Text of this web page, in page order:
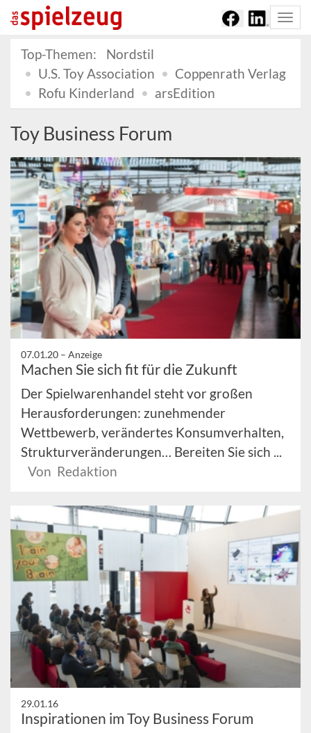
Top-Themen:
Nordstil
U.S. Toy Association
Coppenrath Verlag
Rofu Kinderland
arsEdition
Toy Business Forum
07.01.20 – Anzeige
Machen Sie sich fit für die Zukunft
Der Spielwarenhandel steht vor großen
Herausforderungen: zunehmender
Wettbewerb, verändertes Konsumverhalten,
Strukturveränderungen… Bereiten Sie sich ...
Von Redaktion
29.01.16
Inspirationen im Toy Business Forum